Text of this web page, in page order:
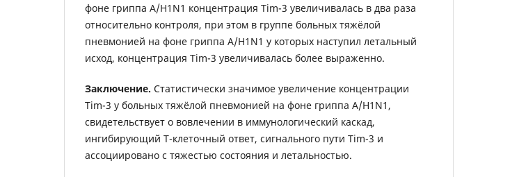
фоне гриппа A/H1N1 концентрация Tim-3 увеличивалась в два раза
относительно контроля, при этом в группе больных тяжёлой
пневмонией на фоне гриппа A/H1N1 у которых наступил летальный
исход, концентрация Tim-3 увеличивалась более выраженно.
Заключение. Статистически значимое увеличение концентрации
Tim-3 у больных тяжёлой пневмонией на фоне гриппа A/H1N1,
свидетельствует о вовлечении в иммунологический каскад,
ингибирующий Т-клеточный ответ, сигнального пути Tim-3 и
ассоциировано с тяжестью состояния и летальностью.